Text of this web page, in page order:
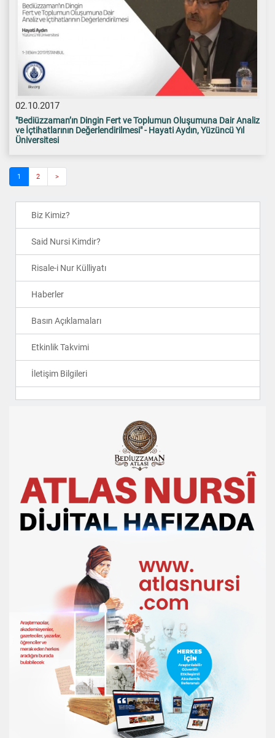
02.10.2017
"Bediüzzaman’ın Dingin Fert ve Toplumun Oluşumuna Dair Analiz
ve İçtihatlarının Değerlendirilmesi" - Hayati Aydın, Yüzüncü Yıl
Üniversitesi
1 (current)
2 >
Biz Kimiz?
Said Nursi Kimdir?
Risale-i Nur Külliyatı
Haberler
Basın Açıklamaları
Etkinlik Takvimi
İletişim Bilgileri